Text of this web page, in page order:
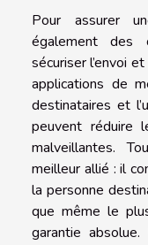
Pour assurer
également des
sécuriser l’envoi
applications de
destinataires et
peuvent réduire
malveillantes.
meilleur allié : il
la personne
que même le
garantie